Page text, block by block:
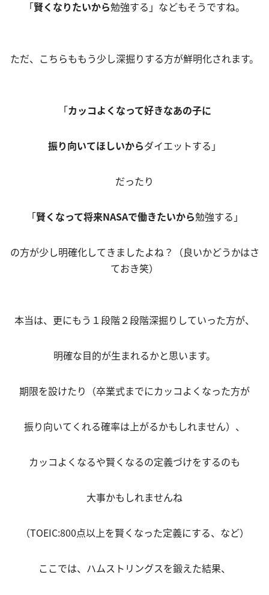
「賢くなりたいから勉強する」などもそうですね。
ただ、こちらももう少し深掘りする方が鮮明化されます。
「カッコよくなって好きなあの子に
振り向いてほしいからダイエットする」
だったり
「賢くなって将来NASAで働きたいから勉強する」
の方が少し明確化してきましたよね？（良いかどうかはさ
ておき笑）
本当は、更にもう１段階２段階深掘りしていった方が、
明確な目的が生まれるかと思います。
期限を設けたり（卒業式までにカッコよくなった方が
振り向いてくれる確率は上がるかもしれません）、
カッコよくなるや賢くなるの定義づけをするのも
大事かもしれませんね
（TOEIC:800点以上を賢くなった定義にする、など）
ここでは、ハムストリングスを鍛えた結果、